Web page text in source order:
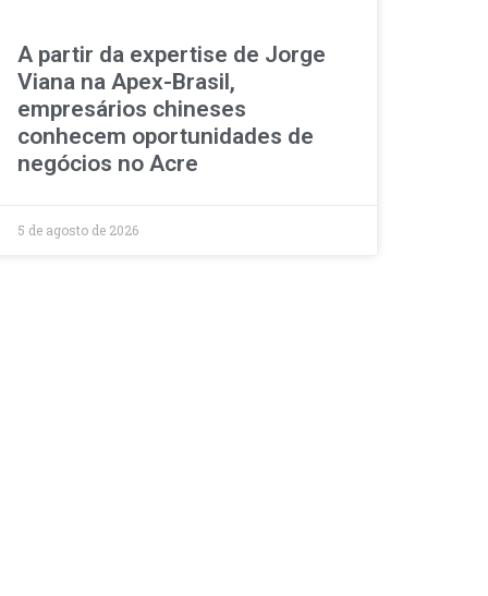
A partir da expertise de Jorge
Viana na Apex-Brasil,
empresários chineses
conhecem oportunidades de
negócios no Acre
5 de agosto de 2026